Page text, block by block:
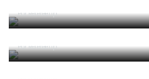
Por RefereeTip
Por RefereeTip